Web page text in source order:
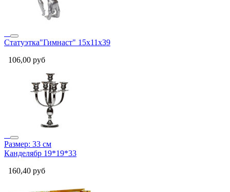
Статуэтка"Гимнаст" 15х11х39
106,00 руб
Размер: 33 см
Канделябр 19*19*33
160,40 руб